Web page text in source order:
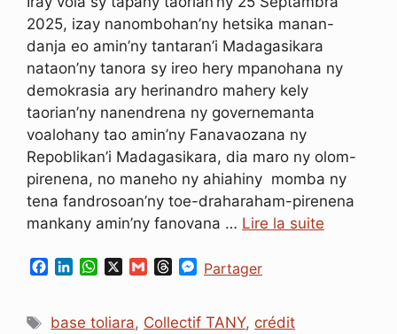
2025, izay nanombohan’ny hetsika manan-
danja eo amin’ny tantaran’i Madagasikara
nataon’ny tanora sy ireo hery mpanohana ny
demokrasia ary herinandro mahery kely
taorian’ny nanendrena ny governemanta
voalohany tao amin’ny Fanavaozana ny
Repoblikan’i Madagasikara, dia maro ny olom-
pirenena, no maneho ny ahiahiny momba ny
tena fandrosoan’ny toe-draharaham-pirenena
mankany amin’ny fanovana … Lire la suite
e
k
W
t
G
i
e
M
s
Partager
Étiquettes
base toliara, Collectif TANY, crédit